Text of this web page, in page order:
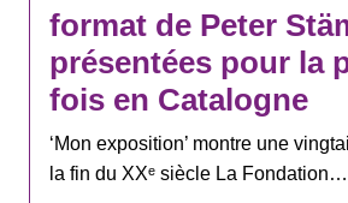
format de Peter
présentées pour la
fois en Catalogne
‘Mon exposition’ montre une
la fin du XXᵉ siècle La Fondation…